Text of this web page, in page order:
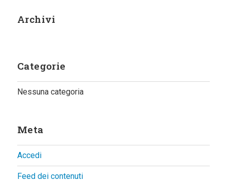
Archivi
Categorie
Nessuna categoria
Meta
Accedi
Feed dei contenuti